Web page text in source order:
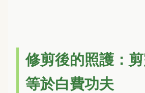
修剪後的照護：剪
等於白費功夫